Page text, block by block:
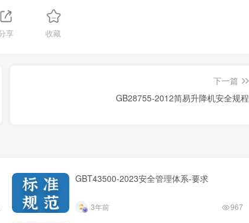
享 收藏
下一篇
GB28755-2012简易升降机安全规程
GBT43500-2023安全管理体系-要求
3年前 967